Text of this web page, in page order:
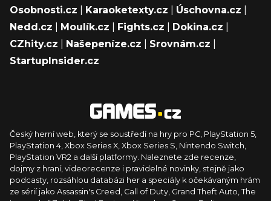
Osobnosti.cz
Karaoketexty.cz Úschovna.cz
Nedd.cz
Moulík.cz Fights.cz Dokina.cz
CZhity.cz
Našepeníze.cz Srovnám.cz
StartupInsider.cz
Český herní web, který se soustředí na hry pro PC, PlayStation 5,
PlayStation 4, Xbox Series X, Xbox Series S, Nintendo Switch,
PlayStation VR2 a další platformy. Naleznete zde recenze,
dojmy z hraní, videorecenze i pravidelné novinky, stejně jako
podcasty, rozsáhlou databázi her a speciály k očekávaným hrám
ze sérií jako Assassin's Creed, Call of Duty, Grand Theft Auto, The